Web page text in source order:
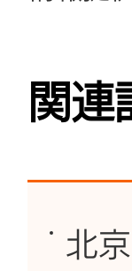
関連
北